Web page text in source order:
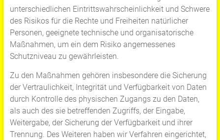
unterschiedlichen Eintrittswahrscheinlichkeit und Schwere
des Risikos für die Rechte und Freiheiten natürlicher
Personen, geeignete technische und organisatorische
Maßnahmen, um ein dem Risiko angemessenes
Schutzniveau zu gewährleisten.
Zu den Maßnahmen gehören insbesondere die Sicherung
der Vertraulichkeit, Integrität und Verfügbarkeit von Daten
durch Kontrolle des physischen Zugangs zu den Daten,
als auch des sie betreffenden Zugriffs, der Eingabe,
Weitergabe, der Sicherung der Verfügbarkeit und ihrer
Trennung. Des Weiteren haben wir Verfahren eingerichtet,